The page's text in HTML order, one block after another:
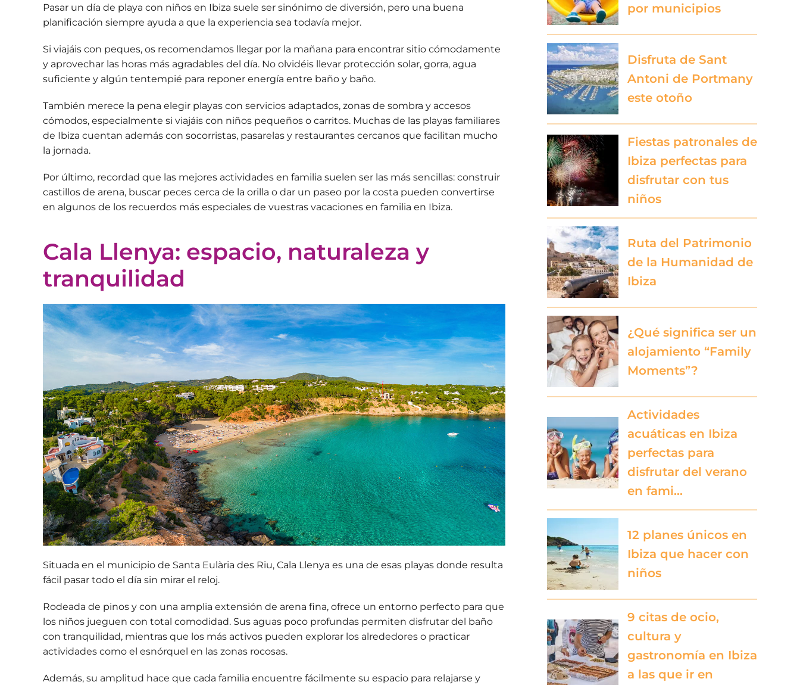
Pasar un día de playa con niños en Ibiza suele ser sinónimo de diversión, pero una buena
planificación siempre ayuda a que la experiencia sea todavía mejor.
Si viajáis con peques, os recomendamos llegar por la mañana para encontrar sitio cómodamente
y aprovechar las horas más agradables del día. No olvidéis llevar protección solar, gorra, agua
suficiente y algún tentempié para reponer energía entre baño y baño.
También merece la pena elegir playas con servicios adaptados, zonas de sombra y accesos
cómodos, especialmente si viajáis con niños pequeños o carritos. Muchas de las playas familiares
de Ibiza cuentan además con socorristas, pasarelas y restaurantes cercanos que facilitan mucho
la jornada.
Por último, recordad que las mejores actividades en familia suelen ser las más sencillas: construir
castillos de arena, buscar peces cerca de la orilla o dar un paseo por la costa pueden convertirse
en algunos de los recuerdos más especiales de vuestras vacaciones en familia en Ibiza.
Cala Llenya: espacio, naturaleza y
tranquilidad
Situada en el municipio de Santa Eulària des Riu, Cala Llenya es una de esas playas donde resulta
fácil pasar todo el día sin mirar el reloj.
Rodeada de pinos y con una amplia extensión de arena fina, ofrece un entorno perfecto para que
los niños jueguen con total comodidad. Sus aguas poco profundas permiten disfrutar del baño
con tranquilidad, mientras que los más activos pueden explorar los alrededores o practicar
actividades como el esnórquel en las zonas rocosas.
Además, su amplitud hace que cada familia encuentre fácilmente su espacio para relajarse y
por municipios
Disfruta de Sant
Antoni de Portmany
este otoño
Fiestas patronales de
Ibiza perfectas para
disfrutar con tus
niños
Ruta del Patrimonio
de la Humanidad de
Ibiza
¿Qué significa ser un
alojamiento “Family
Moments”?
Actividades
acuáticas en Ibiza
perfectas para
disfrutar del verano
en fami…
12 planes únicos en
Ibiza que hacer con
niños
9 citas de ocio,
cultura y
gastronomía en Ibiza
a las que ir en